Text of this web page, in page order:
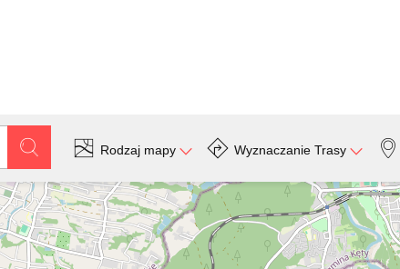
Rodzaj mapy Wyznaczanie Trasy